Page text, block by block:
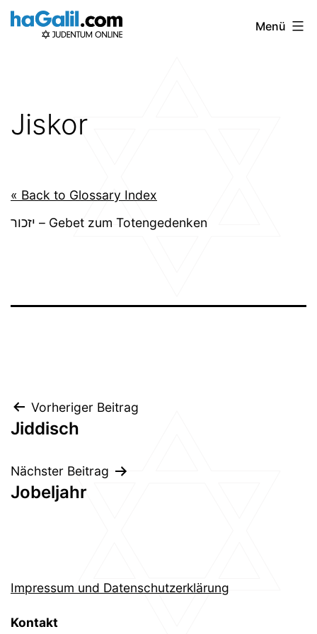
Zum
Inhalt
Menü
Jiskor
« Back to Glossary Index
יזכור – Gebet zum Totengedenken
Beitragsnavigation
Vorheriger Beitrag
Jiddisch
Nächster Beitrag
Jobeljahr
Impressum und Datenschutzerklärung
Kontakt